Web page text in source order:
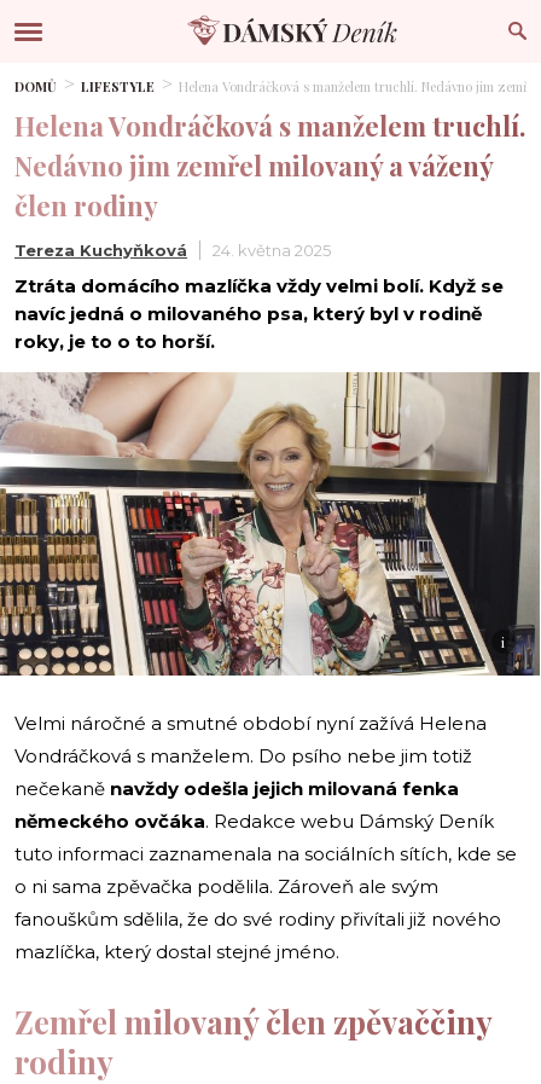
DOMŮ LIFESTYLE Helena Vondráčková s manželem truchlí. Nedávno jim
Helena Vondráčková s manželem truchlí.
Nedávno jim zemřel milovaný a vážený
člen rodiny
Tereza Kuchyňková 24. května 2025
Ztráta domácího mazlíčka vždy velmi bolí. Když se
navíc jedná o milovaného psa, který byl v rodině
roky, je to o to horší.
i
Velmi náročné a smutné období nyní zažívá Helena
Vondráčková s manželem. Do psího nebe jim totiž
nečekaně navždy odešla jejich milovaná fenka
německého ovčáka. Redakce webu Dámský Deník
tuto informaci zaznamenala na sociálních sítích, kde se
o ni sama zpěvačka podělila. Zároveň ale svým
fanouškům sdělila, že do své rodiny přivítali již nového
mazlíčka, který dostal stejné jméno.
Zemřel milovaný člen zpěvaččiny
rodiny